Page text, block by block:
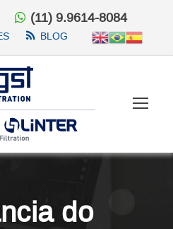
(11) 9.9614-8084
BLOG
do